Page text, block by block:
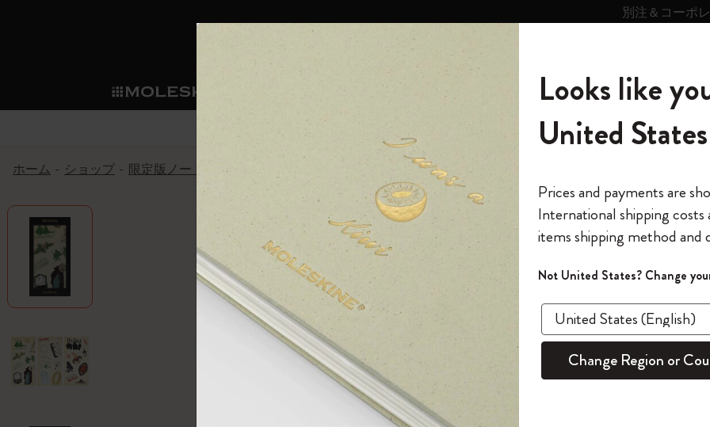
別注＆コーポ
ショ
ノートブック
ノートブック
The Original Notebook
ミニノートブックチャーム
カイエ ＆ ジャーナル
セット
パッションジャーナル
サブカテゴリ
ダイアリー
パーソナル・ダイアリー
12カ月ダイアリー
15ヶ月プランナー
ウィークリープランナー
デイリープランナー
マンスリープランナー
モレスキンスマート
サブカテゴリ
すべて見る
スマートライティング・システム
モレスキンスマートスマートとは
アプリ・サービス
ライティングツール
サブカテゴリ
モレスキンスマート
Blackwing x モレスキン
Kaweco x モレスキン
ペン & ペンシル
限定版ノートブック
Reframe サングラス
ムーミン コレクション
キム・ジョンギコレクション
「Alice's Adventures in Wonderland」コレ
『ロード・オブ・ザ・リング』コレク
カラーパターン ノートブック
サクラコレクション
キム・ジョンギコレクション
Impressions of Impressionism コレクショ
ン
カサ・バトリョ 限定版コレクション
ゴッホ美術館
すべて見る
バックパック
限定版バックパック
Shopper paper – made Collection
アートを愛する方への贈り物
プロフェッショナルへの贈り物
ミニマリストへの贈り物
マキシマリストへの贈り物
健康を愛する方への贈り物です
趣味を愛する方へのギフト
カントリー・テーマ・ピンズ・コレク
ション
プライドをいつも胸に
Mardi Mercredi × モレスキン
スマートライティング・シス
サブカテゴリ
スマートライティング・システム
スマートノートブック
スマートダイアリー
モレスキンスマートスマート
アプリ・サービス
サブカテゴリ
Notes
モレスキン Journal
モレスキン Planner
パーソナライズサ
ービス
サブカテゴリ
カスタムダイアリー
カスタムノートブック
和紙テープ
ミニノートブックチャーム
別注＆コーポレートギフト
リー
の世界
サブカテゴリ
モレスキンメンバーシップ
我々の歴史
モレスキンのマニフェスト
ペンと紙の力
持続可能な創造性
今すぐメンバー登録
ウェルカムオファー: 次回のご購入時に10% オフと送料無料
通常特典: パーソナライズの2冊ご購入で1冊無料
バースデー特典: 1回限りの割引（1ヶ月有効）
先行プレビュー: 新作コレクションへの先行アクセス
伝説的なお得情報: 会員限定の特別サプライズ
セールへの早期アクセス: お得な情報をいち早くチェック
モレスキン限定イベント: 優先アクセス
返品期間の延長: 1ヶ月間
モレスキンの世界
*メールアドレス
*パスワード
このデバイスで情
ログイン
6,500円以上のご購入で送料無料
ホーム ショップ 限定版ノートブック 『ロード・オブ・ザ・リング』コレクション
ロー
ッカ
ステッカ
¥ 1,320
数量
モレスキンの世
今すぐ会員登録
「WELCOME10」
回注文が10%オフ
ます。セール・ア
適用
Looks like
United States
Prices and payments are
International shipping costs
items shipping method and
Not United States? Change
Change Region or